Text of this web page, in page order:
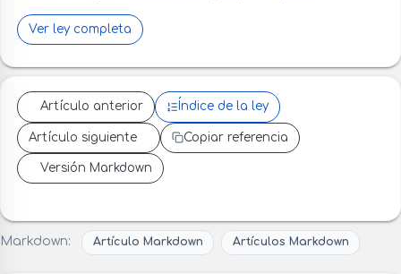
Ver ley completa
Artículo anterior Índice de la ley
Artículo siguiente Copiar referencia
Versión Markdown
Markdown: Artículo Markdown Artículos Markdown